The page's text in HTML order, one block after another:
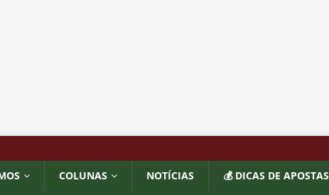
COLUNAS NOTÍCIAS 💰 DICAS DE APOSTAS